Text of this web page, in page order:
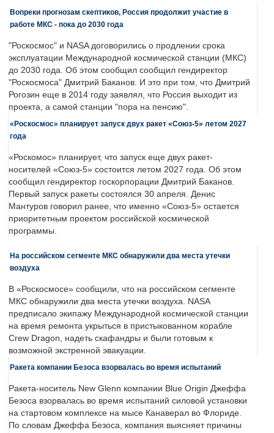
Вопреки прогнозам скептиков, Россия продолжит участие в
работе МКС - пока до 2030 года
"Роскосмос" и NASA договорились о продлении срока
эксплуатации Международной космической станции (МКС)
до 2030 года. Об этом сообщил сообщил гендиректор
"Роскосмоса" Дмитрий Баканов. И это при том, что Дмитрий
Рогозин еще в 2014 году заявлял, что Россия выходит из
проекта, а самой станции "пора на пенсию".
«Роскосмос» планирует запуск двух ракет «Союз-5» летом 2027
года
«Роскомос» планирует, что запуск еще двух ракет-
носителей «Союз-5» состоится летом 2027 года. Об этом
сообщил гендиректор госкорпорации Дмитрий Баканов.
Первый запуск ракеты состоялся 30 апреля. Денис
Мантуров говорил ранее, что именно «Союз-5» остается
приоритетным проектом российской космической
программы.
На российском сегменте МКС обнаружили два места утечки
воздуха
В «Роскосмосе» сообщили, что на российском сегменте
МКС обнаружили два места утечки воздуха. NASA
предписало экипажу Международной космической станции
на время ремонта укрыться в пристыкованном корабле
Crew Dragon, надеть скафандры и были готовым к
возможной экстренной эвакуации.
Ракета компании Безоса взорвалась во время испытаний
Ракета-носитель New Glenn компании Blue Origin Джеффа
Безоса взорвалась во время испытаний силовой установки
на стартовом комплексе на мысе Канаверал во Флориде.
По словам Джеффа Безоса, компания выясняет причины